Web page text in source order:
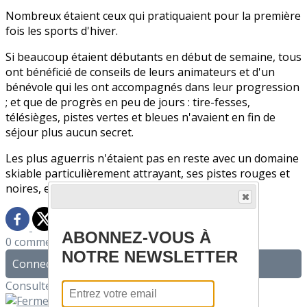
Nombreux étaient ceux qui pratiquaient pour la première
fois les sports d'hiver.
Si beaucoup étaient débutants en début de semaine, tous
ont bénéficié de conseils de leurs animateurs et d'un
bénévole qui les ont accompagnés dans leur progression
; et que de progrès en peu de jours : tire-fesses,
télésièges, pistes vertes et bleues n'avaient en fin de
séjour plus aucun secret.
Les plus aguerris n'étaient pas en reste avec un domaine
skiable particulièrement attrayant, ses pistes rouges et
noires, et les bords de pistes fournis en bosses...
0 commentaire(s)
Connectez-vous pour laisser un commentaire
Consultez également
ABONNEZ-VOUS À
NOTRE NEWSLETTER